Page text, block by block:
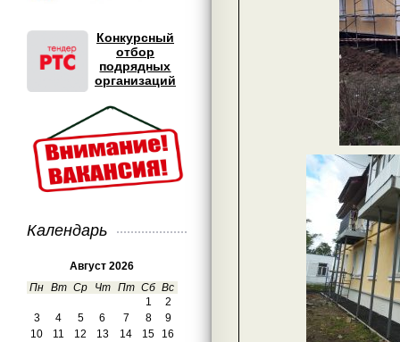
Конкурсный
отбор
подрядных
организаций
Календарь
Август 2026
Пн Вт Ср Чт Пт Сб Вс
1
2
3
4 5 6 7 8
9
10
11 12 13 14 15
16